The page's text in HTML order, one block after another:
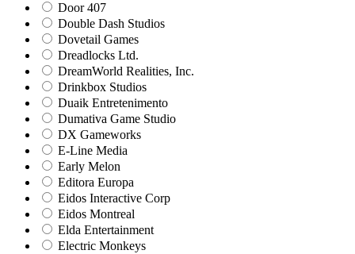
Door 407
Double Dash Studios
Dovetail Games
Dreadlocks Ltd.
DreamWorld Realities, Inc.
Drinkbox Studios
Duaik Entretenimento
Dumativa Game Studio
DX Gameworks
E-Line Media
Early Melon
Editora Europa
Eidos Interactive Corp
Eidos Montreal
Elda Entertainment
Electric Monkeys